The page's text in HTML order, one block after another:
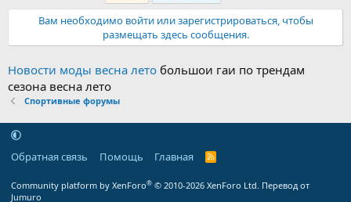
Вам необходимо войти или зарегистрироваться, чтобы
размещать здесь сообщения.
Новости моды весна лето большои гаи по трендам
сезона весна лето
Спортивные форумы
Обратная связь Помощь Главная
R
Community platform by XenForo® © 2010-2026 XenForo Ltd. Перевод от
Jumuro